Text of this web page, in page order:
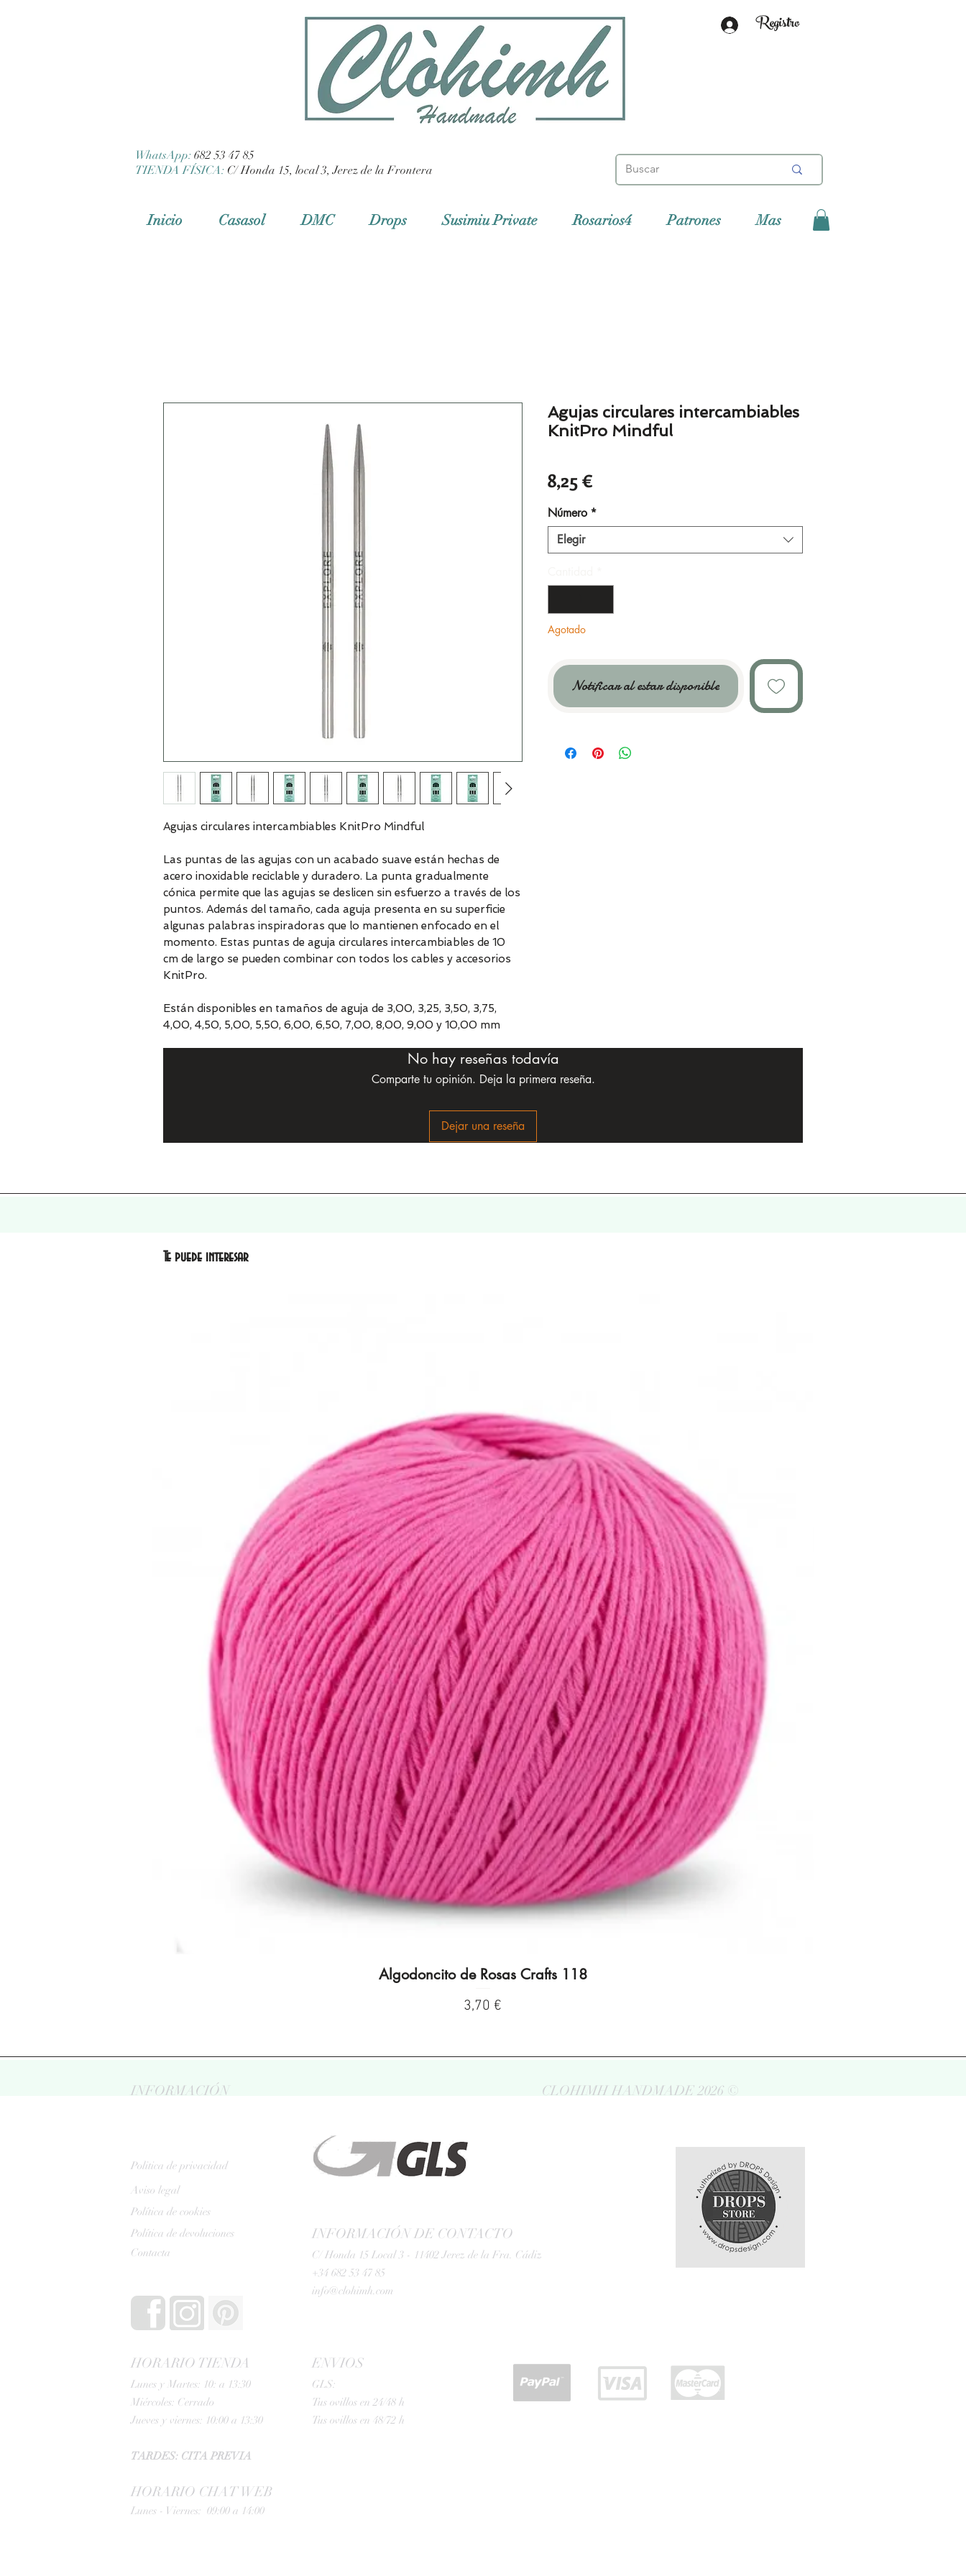
Registro
WhatsApp: 682 53 47 85
TIENDA FÍSICA: C/ Honda 15, local 3, Jerez de la Frontera
Inicio Casasol DMC Drops Susimiu Private Rosarios4 Patrones Mas
Agujas circulares intercambiables KnitPro Mindful
Las puntas de las agujas con un acabado suave están hechas de
acero inoxidable reciclable y duradero. La punta gradualmente
cónica permite que las agujas se deslicen sin esfuerzo a través de los
puntos. Además del tamaño, cada aguja presenta en su superficie
algunas palabras inspiradoras que lo mantienen enfocado en el
momento. Estas puntas de aguja circulares intercambiables de 10
cm de largo se pueden combinar con todos los cables y accesorios
KnitPro.
Están disponibles en tamaños de aguja de 3,00, 3,25, 3,50, 3,75,
4,00, 4,50, 5,00, 5,50, 6,00, 6,50, 7,00, 8,00, 9,00 y 10,00 mm
Agujas circulares intercambiables
KnitPro Mindful
8,25 €
Número *
Elegir
Agotado
Notificar al estar disponible
No hay reseñas todavía
Comparte tu opinión. Deja la primera reseña.
Dejar una reseña
Te puede interesar
Vista rápida
Algodoncito de Rosas Crafts 118
Precio
3,70 €
INFORMACIÓN CLOHIMH HANDMADE 2026 ©
Politica de privacidad
Aviso legal
Política de cookies
Política de devoluciones
Contacta
INFORMACIÓN DE CONTACTO
C/ Honda 15 Local 3 - 11402 Jerez de la Fra. Cádiz
+34 682 53 47 85
info@clohimh.com
HORARIO TIENDA
Lunes y Martes: 10: a 13:30
Miércoles: Cerrado
Jueves y viernes: 10:00 a 13:30
TARDES: CITA PREVIA
HORARIO CHAT WEB
Lunes - Viernes: 09:00 a 14:00
ENVIOS
GLS:
Tus ovillos en 24/48 h
Tus ovillos en 48/72 h